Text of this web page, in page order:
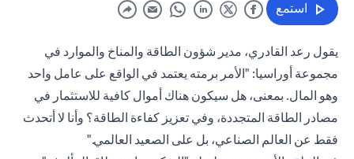
استمع
يقول رعد القادري، مدير شؤون الطاقة والمناخ والموارد في
مجموعة أوراسيا: "الأمر برمته يعتمد في الواقع على عامل واحد
وهو المال. بمعنى، هل سيكون هناك أموال كافية للاستثمار في
مصادر الطاقة المتجددة، وفي تعزيز كفاءة الطاقة؟ وأنا لا أتحدث
فقط عن العالم الصناعي، بل على الصعيد العالمي."